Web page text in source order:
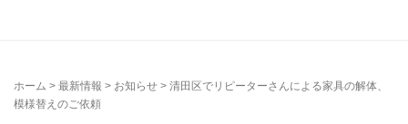
ホーム > 最新情報 > お知らせ > 清田区でリピーターさんによる家具の解体、
模様替えのご依頼